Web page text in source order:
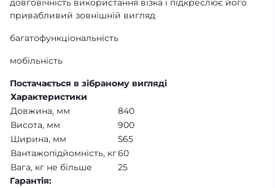
довговічність використання візка і підкреслює його
привабливий зовнішній вигляд
багатофункціональність
мобільність
Постачається в зібраному вигляді
Характеристики
Довжина, мм
840
Висота, мм
900
Ширина, мм
565
Вантажопідйомність, кг60
Вага, кг не більше
25
Гарантія: